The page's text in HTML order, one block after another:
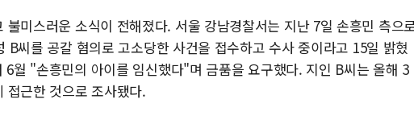
미스러운 소식이 전해졌다. 서울 강남경찰서는 지난 7일 손흥민 측으
B씨를 공갈 혐의로 고소당한 사건을 접수하고 수사 중이라고 15일 밝혔
6월 "손흥민의 아이를 임신했다"며 금품을 요구했다. 지인 B씨는 올해 3
접근한 것으로 조사됐다.